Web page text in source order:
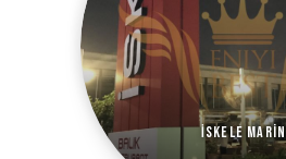
İskele Marin